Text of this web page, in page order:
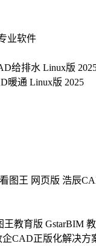
业软件
给排水 Linux版
暖通 Linux版 2025
图王 网页版 浩辰
王教育版 GstarBIM